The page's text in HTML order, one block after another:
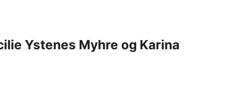
Ystenes Myhre og Karina